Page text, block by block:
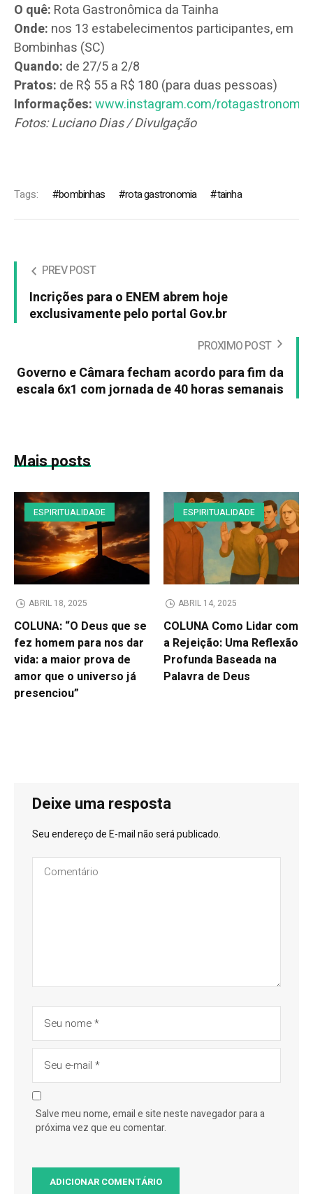
O quê: Rota Gastronômica da Tainha
Onde: nos 13 estabelecimentos participantes, em
Bombinhas (SC)
Quando: de 27/5 a 2/8
Pratos: de R$ 55 a R$ 180 (para duas pessoas)
Informações:www.instagram.com/
Fotos: Luciano Dias / Divulgação
Tags: bombinhas rota gastronomia tainha
PREV POST
Incrições para o ENEM abrem hoje
exclusivamente pelo portal Gov.br
PROXIMO POST
Governo e Câmara fecham acordo para fim da
escala 6x1 com jornada de 40 horas semanais
Mais posts
ESPIRITUALIDADE
ABRIL 18, 2025
COLUNA: “O Deus que se
fez homem para nos dar
vida: a maior prova de
amor que o universo já
presenciou”
ESPIRITUALIDADE
ABRIL 14, 2025
COLUNA Como Lidar com
a Rejeição: Uma Reflexão
Profunda Baseada na
Palavra de Deus
Deixe uma resposta
Seu endereço de E-mail não será publicado.
Salve meu nome, email e site neste navegador para a
próxima vez que eu comentar.